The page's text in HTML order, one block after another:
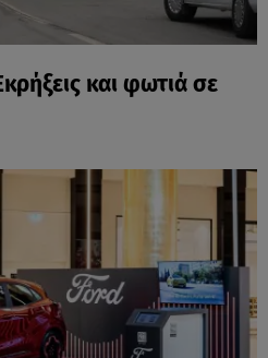
και φωτιά σε